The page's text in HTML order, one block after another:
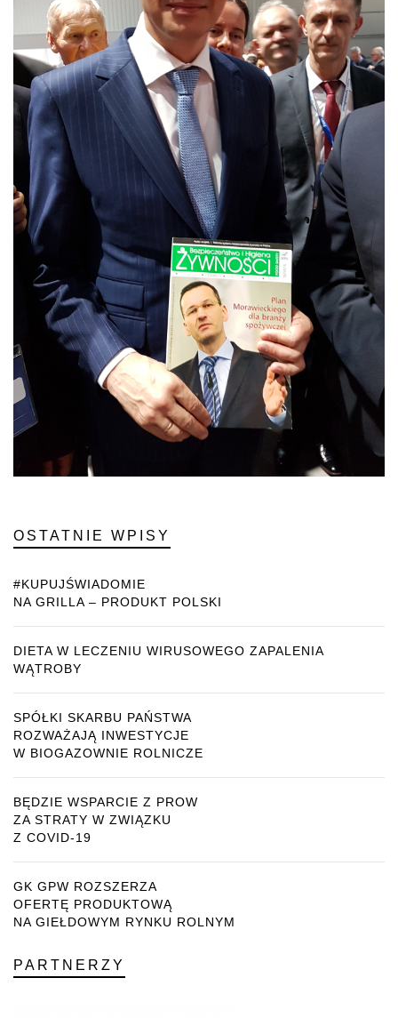
OSTATNIE WPISY
#KUPUJŚWIADOMIE
NA GRILLA – PRODUKT POLSKI
DIETA W LECZENIU WIRUSOWEGO ZAPALENIA
WĄTROBY
SPÓŁKI SKARBU PAŃSTWA
ROZWAŻAJĄ INWESTYCJE
W BIOGAZOWNIE ROLNICZE
BĘDZIE WSPARCIE Z PROW
ZA STRATY W ZWIĄZKU
Z COVID-19
GK GPW ROZSZERZA
OFERTĘ PRODUKTOWĄ
NA GIEŁDOWYM RYNKU ROLNYM
PARTNERZY